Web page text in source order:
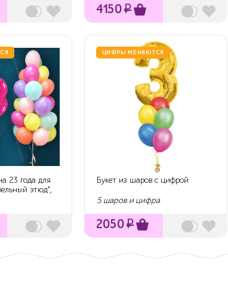
4150₽
23 года для
этюд",
ЦИФРЫ МЕНЯЮТСЯ
Букет из шаров с цифрой
5 шаров и цифра
2050₽